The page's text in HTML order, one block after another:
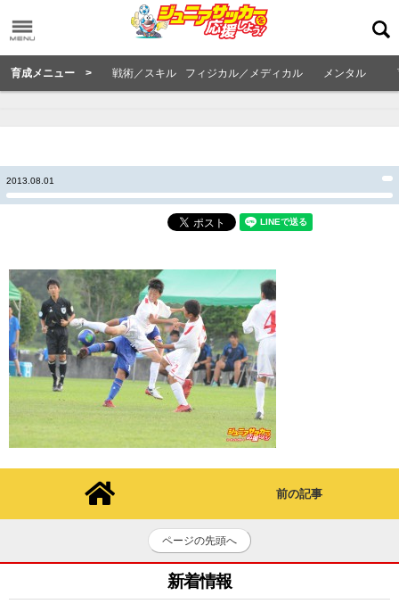
育成メニュー > 戦術／スキル フィジカル／メディカル メンタル
2013.08.01
前の記事
ページの先頭へ
新着情報